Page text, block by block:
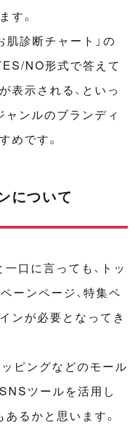
す。
診断チャート」の
NO形式で答えて
表示される、といっ
ャンルのブランディ
めです。
について
口に言っても、トッ
ーンページ、特集ペ
ンが必要となってき
ピングなどのモール
ツールを活用し
るかと思います。